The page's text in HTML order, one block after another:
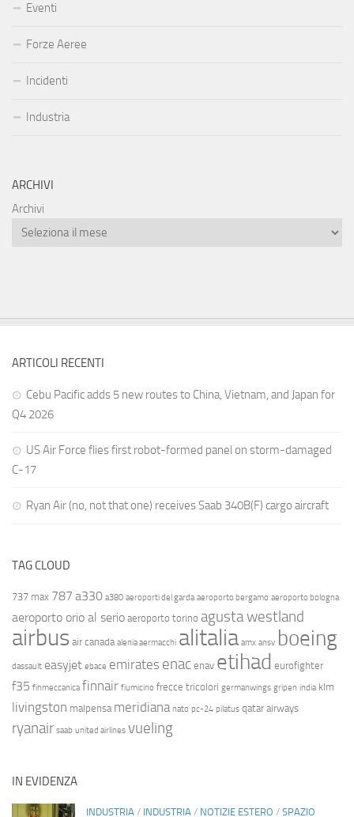
Eventi
Forze Aeree
Incidenti
Industria
ARCHIVI
Archivi
ARTICOLI RECENTI
Cebu Pacific adds 5 new routes to China, Vietnam, and Japan for
Q4 2026
US Air Force flies first robot-formed panel on storm-damaged
C-17
Ryan Air (no, not that one) receives Saab 340B(F) cargo aircraft
TAG CLOUD
737 max 787 a330 a380 aeroporti del garda aeroporto bergamo aeroporto bologna
aeroporto orio al serio aeroporto torino agusta westland
airbus air canada alenia aermacchi alitalia amx ansv boeing
dassault easyjet ebace emirates enac enav etihad eurofighter
f35 finmeccanica finnair fiumicino frecce tricolori germanwings gripen india klm
livingston malpensa meridiana nato pc-24 pilatus qatar airways
ryanair saab united airlines vueling
IN EVIDENZA
INDUSTRIA / INDUSTRIA / NOTIZIE ESTERO / SPAZIO